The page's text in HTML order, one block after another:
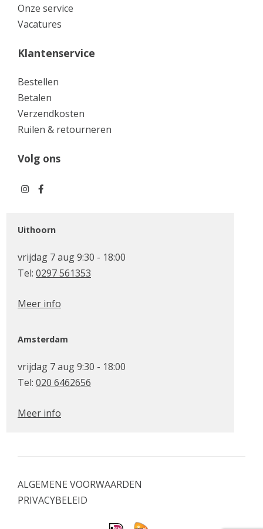
Onze service
Vacatures
Klantenservice
Bestellen
Betalen
Verzendkosten
Ruilen & retourneren
Volg ons
Uithoorn
vrijdag 7 aug 9:30 - 18:00
Tel: 0297 561353
Meer info
Amsterdam
vrijdag 7 aug 9:30 - 18:00
Tel: 020 6462656
Meer info
ALGEMENE VOORWAARDEN
PRIVACYBELEID